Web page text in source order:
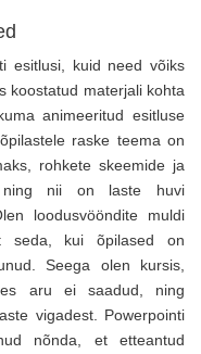
esitlusi, kuid need võiks
koostatud materjali kohta
animeeritud esitluse
raske teema on
rohkete skeemide ja
ning nii on laste huvi
loodusvööndite muldi
seda, kui õpilased on
Seega olen kursis,
aru ei saadud, ning
vigadest. Powerpointi
nõnda, et etteantud